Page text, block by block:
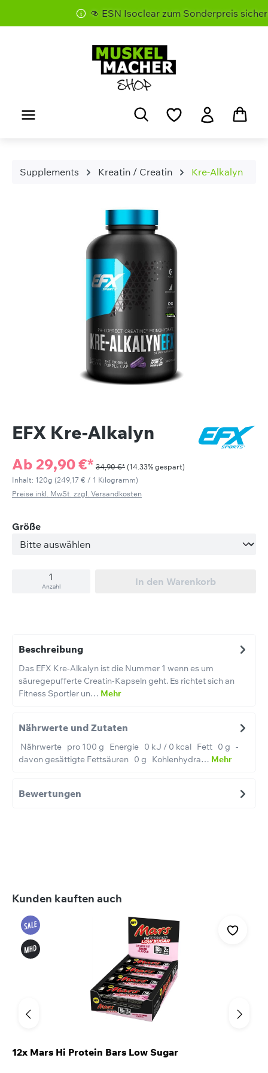
Zum Hauptinhalt springen👊 ESN Isoclear zum Sonderpreis sichern
Supplements Kreatin / Creatin Kre-Alkalyn
Bildergalerie überspringen
EFX Kre-Alkalyn
Ab 29,90 €* 34,90 €* (14.33% gespart)
Inhalt: 120g (249,17 € / 1 Kilogramm)
Preise inkl. MwSt. zzgl. Versandkosten
Größeauswählen
Anzahl In den Warenkorb
Beschreibung
Das EFX Kre-Alkalyn ist die Nummer 1 wenn es um
säuregepufferte Creatin-Kapseln geht. Es richtet sich an
Fitness Sportler un… Mehr
Nährwerte und Zutaten
Nährwerte pro 100 g Energie 0 kJ / 0 kcal Fett 0 g -
davon gesättigte Fettsäuren 0 g Kohlenhydra… Mehr
Bewertungen
Produktgalerie überspringen
Kunden kauften auch
12x Mars Hi Protein Bars Low Sugar